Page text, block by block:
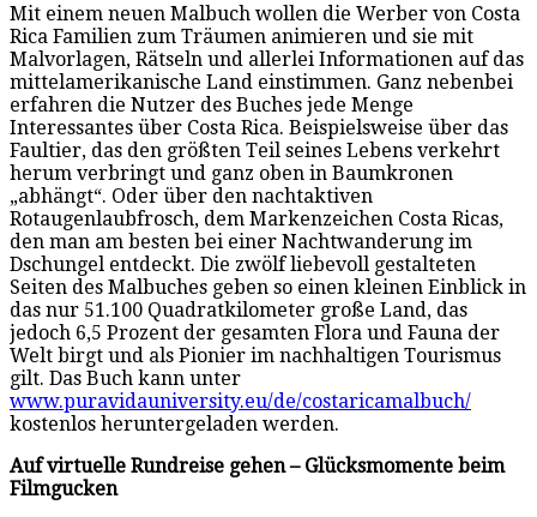
Mit einem neuen Malbuch wollen die Werber von Costa
Rica Familien zum Träumen animieren und sie mit
Malvorlagen, Rätseln und allerlei Informationen auf das
mittelamerikanische Land einstimmen. Ganz nebenbei
erfahren die Nutzer des Buches jede Menge
Interessantes über Costa Rica. Beispielsweise über das
Faultier, das den größten Teil seines Lebens verkehrt
herum verbringt und ganz oben in Baumkronen
„abhängt“. Oder über den nachtaktiven
Rotaugenlaubfrosch, dem Markenzeichen Costa Ricas,
den man am besten bei einer Nachtwanderung im
Dschungel entdeckt. Die zwölf liebevoll gestalteten
Seiten des Malbuches geben so einen kleinen Einblick in
das nur 51.100 Quadratkilometer große Land, das
jedoch 6,5 Prozent der gesamten Flora und Fauna der
Welt birgt und als Pionier im nachhaltigen Tourismus
gilt. Das Buch kann unter
www.puravidauniversity.eu/de/costaricamalbuch/
kostenlos heruntergeladen werden.
Auf virtuelle Rundreise gehen – Glücksmomente beim
Filmgucken